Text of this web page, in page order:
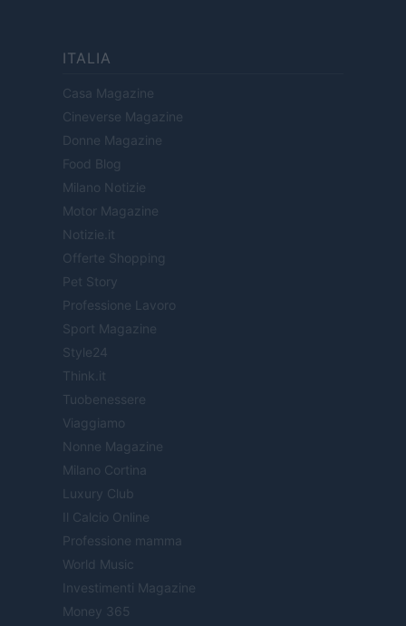
ITALIA
Casa Magazine
Cineverse Magazine
Donne Magazine
Food Blog
Milano Notizie
Motor Magazine
Notizie.it
Offerte Shopping
Pet Story
Professione Lavoro
Sport Magazine
Style24
Think.it
Tuobenessere
Viaggiamo
Nonne Magazine
Milano Cortina
Luxury Club
Il Calcio Online
Professione mamma
World Music
Investimenti Magazine
Money 365